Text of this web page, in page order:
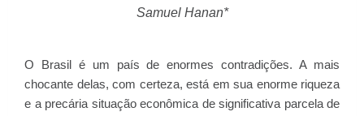
Samuel Hanan*
O Brasil é um país de enormes contradições. A mais
chocante delas, com certeza, está em sua enorme riqueza
e a precária situação econômica de significativa parcela de